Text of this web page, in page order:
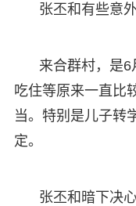
张丕和有些意外
来合群村，是6
吃住等原来一直比
当。特别是儿子转
定。
张丕和暗下决